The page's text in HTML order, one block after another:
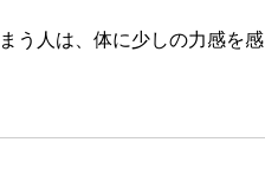
う人は、体に少しの力感を